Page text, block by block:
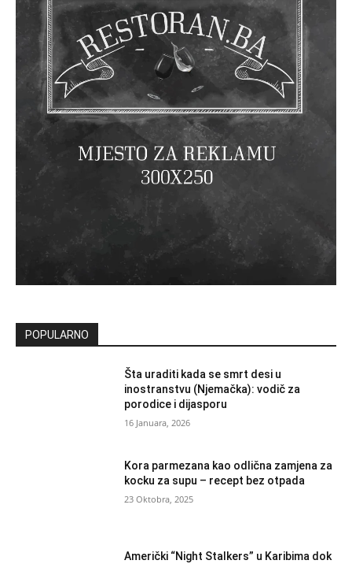
POPULARNO
Šta uraditi kada se smrt desi u
inostranstvu (Njemačka): vodič za
porodice i dijasporu
16 Januara, 2026
Kora parmezana kao odlična zamjena za
kocku za supu – recept bez otpada
23 Oktobra, 2025
Američki “Night Stalkers” u Karibima dok